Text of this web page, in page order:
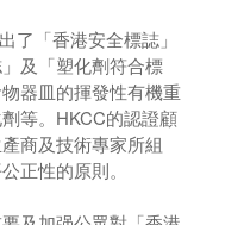
了「香港安全標誌」
及「塑化劑符合標
器皿的揮發性有機重
等。HKCC的認證顧
商及技術專家所組
正性的原則。